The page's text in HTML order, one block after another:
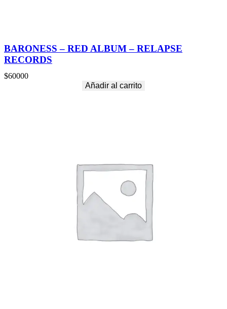
BARONESS – RED ALBUM – RELAPSE
RECORDS
$60000
Añadir al carrito